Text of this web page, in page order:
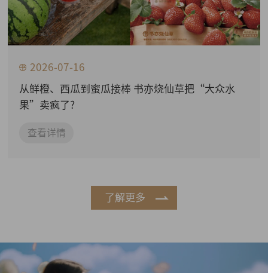
2026-07-16
从鲜橙、西瓜到蜜瓜接棒 书亦烧仙草把“大众水
果”卖疯了?
查看详情
了解更多